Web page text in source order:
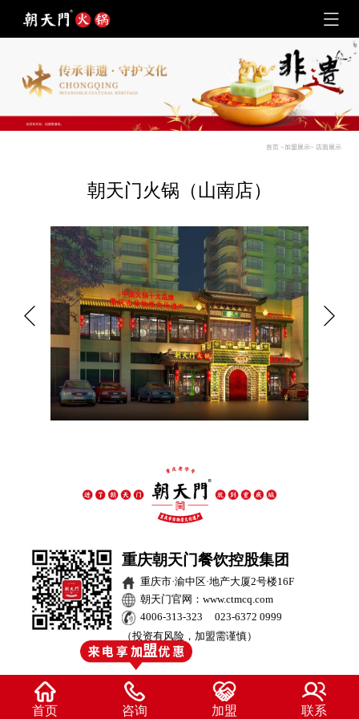
首页 > 加盟展示> 店面展示
朝天门火锅（山南店）
重庆朝天门餐饮控股集团
重庆市·渝中区·地产大厦2号楼16F
朝天门官网：www.ctmcq.com
4006-313-323 023-6372 0999
（投资有风险，加盟需谨慎）
首页 咨询 加盟 联系